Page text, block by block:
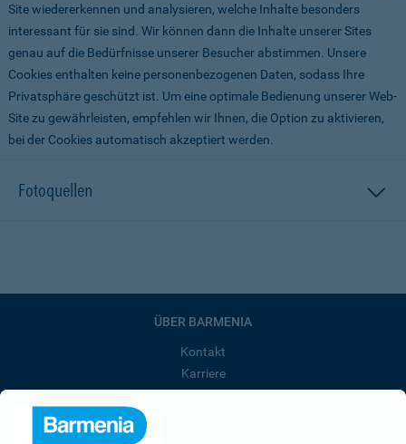
Site wiedererkennen und analysieren, welche Inhalte besonders
interessant für sie sind. Wir können dann die Inhalte unserer Sites
genau auf die Bedürfnisse unserer Besucher abstimmen. Unsere
Cookies enthalten keine personenbezogenen Daten, sodass Ihre
Privatsphäre geschützt ist. Um eine optimale Bedienung unserer Web-
Site zu gewährleisten, empfehlen wir Ihnen, die Option zu aktivieren,
bei der Cookies automatisch akzeptiert werden.
Fotoquellen
ÜBER BARMENIA
Kontakt
Karriere